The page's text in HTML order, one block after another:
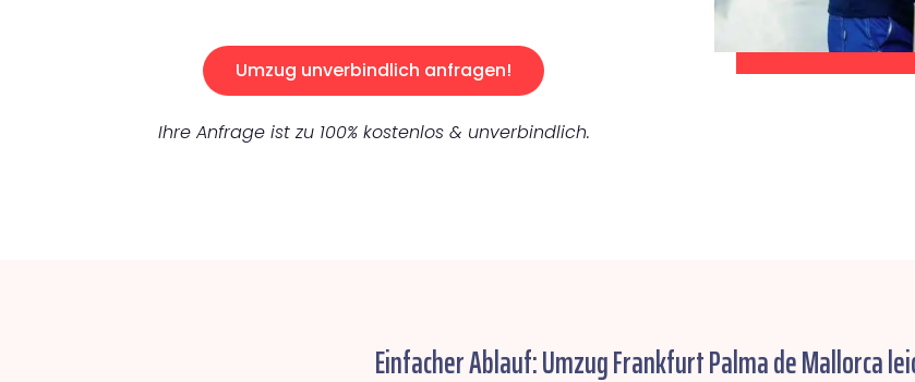
Umzug unverbindlich anfragen!
Ihre Anfrage ist zu 100% kostenlos & unverbindlich.
Einfacher Ablauf: Umzug Frankfurt Palma de Mallorca